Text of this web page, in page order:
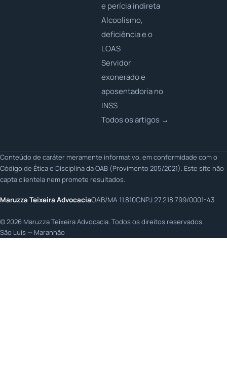
e perícia indireta
Alcoolismo,
deficiência e o
LOAS
Servidor
exonerado e
aposentadoria no
INSS
Todos os artigos →
Conteúdo de caráter meramente informativo, em conformidade com o
Código de Ética e Disciplina da OAB (Provimento 205/2021). Este site não
capta clientela nem promete resultados.
Maruzza Teixeira AdvocaciaOAB/MA 11.810CNPJ 27.218.799/0001-43
©2026 Maruzza Teixeira Advocacia. Todos os direitos reservados.
São Luís — Maranhão